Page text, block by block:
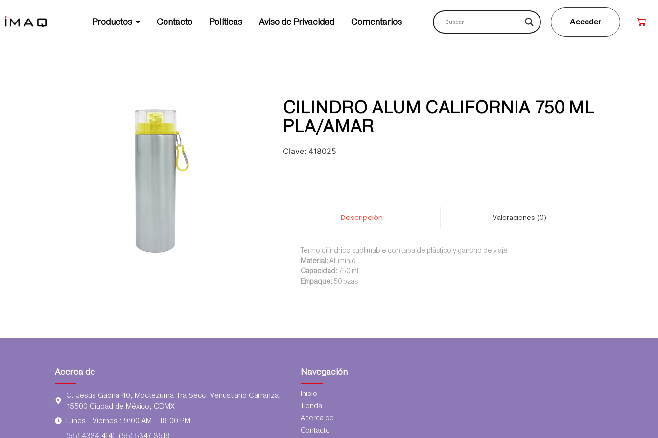
Productos Contacto Políticas Aviso de Privacidad Comentarios Acceder
CILINDRO ALUM CALIFORNIA 750 ML
PLA/AMAR
Clave: 418025
Descripción Valoraciones (0)
Termo cilíndrico sublimable con tapa de plástico y gancho de viaje.
Material:Aluminio.
Capacidad:750 ml.
Empaque:50 pzas.
Acerca de
C. Jesús Gaona 40, Moctezuma 1ra Secc, Venustiano Carranza,
15500 Ciudad de México, CDMX
Lunes - Viernes : 9:00 AM - 18:00 PM
(55) 4334 4141, (55) 5347 3518
Navegación
Inicio
Tienda
Acerca de
Contacto